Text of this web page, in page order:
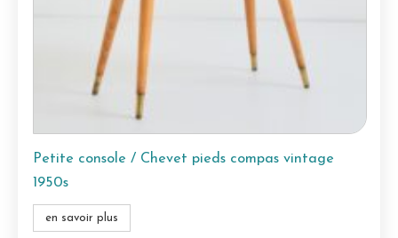
Petite console / Chevet pieds compas vintage
1950s
en savoir plus